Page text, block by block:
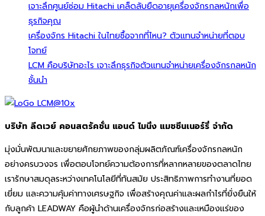
เจาะลึกศูนย์ซ่อม Hitachi เคล็ดลับยืดอายุเครื่องจักรกลหนักเพื่อ
ธุรกิจคุณ
เครื่องจักร Hitachi ในไทยซื้อจากที่ไหน? ตัวแทนจำหน่ายที่ตอบ
โจทย์
LCM คือบริษัทอะไร เจาะลึกธุรกิจตัวแทนจำหน่ายเครื่องจักรกลหนัก
ชั้นนำ
บริษัท ลีดเวย์ คอนสตรัคชั่น แอนด์ ไมนิ่ง แมชชีนเนอร์รี่ จำกัด
มุ่งมั่นพัฒนาและขยายศักยภาพของกลุ่มผลิตภัณฑ์เครื่องจักรกลหนัก
อย่างครบวงจร เพื่อตอบโจทย์ความต้องการที่หลากหลายของตลาดไทย
เรารักษาสมดุลระหว่างเทคโนโลยีที่ทันสมัย ประสิทธิภาพการทำงานที่ยอด
เยี่ยม และความคุ้มค่าทางเศรษฐกิจ เพื่อสร้างคุณค่าและผลกำไรที่ยั่งยืนให้
กับลูกค้า LEADWAY คือผู้นำด้านเครื่องจักรก่อสร้างและเหมืองแร่ของ